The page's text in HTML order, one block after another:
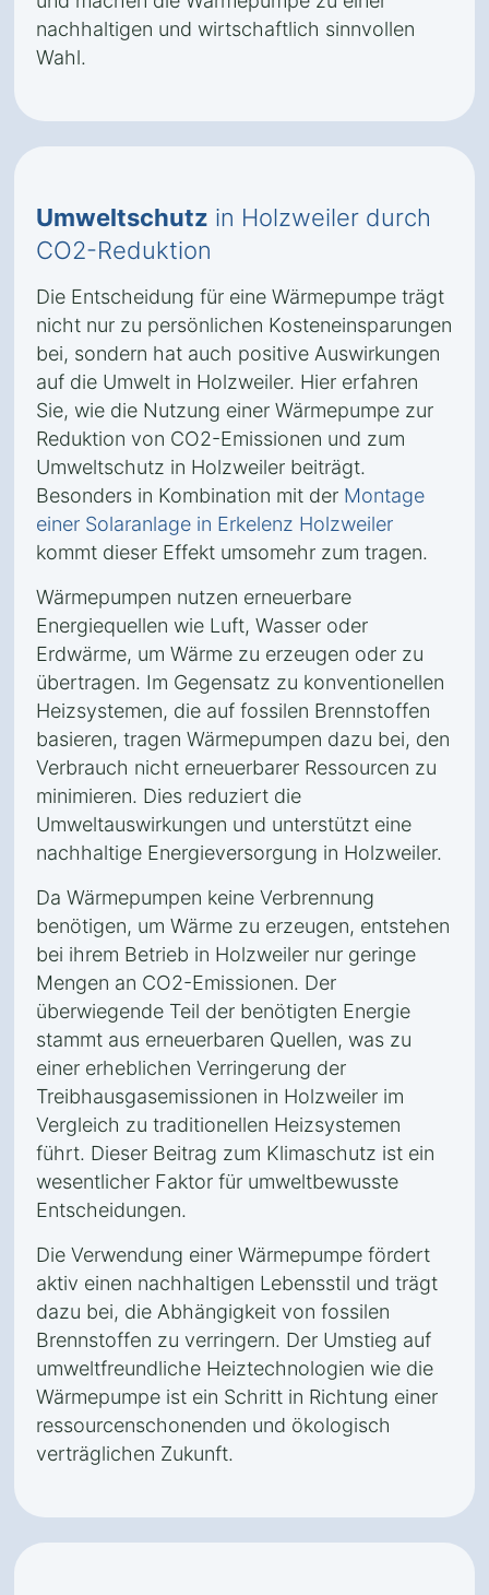
nachhaltigen und wirtschaftlich sinnvollen
Wahl.
Umweltschutz in Holzweiler durch
CO2-Reduktion
Die Entscheidung für eine Wärmepumpe trägt
nicht nur zu persönlichen Kosteneinsparungen
bei, sondern hat auch positive Auswirkungen
auf die Umwelt in Holzweiler. Hier erfahren
Sie, wie die Nutzung einer Wärmepumpe zur
Reduktion von CO2-Emissionen und zum
Umweltschutz in Holzweiler beiträgt.
Besonders in Kombination mit der Montage
einer Solaranlage in Erkelenz Holzweiler
kommt dieser Effekt umsomehr zum tragen.
Wärmepumpen nutzen erneuerbare
Energiequellen wie Luft, Wasser oder
Erdwärme, um Wärme zu erzeugen oder zu
übertragen. Im Gegensatz zu konventionellen
Heizsystemen, die auf fossilen Brennstoffen
basieren, tragen Wärmepumpen dazu bei, den
Verbrauch nicht erneuerbarer Ressourcen zu
minimieren. Dies reduziert die
Umweltauswirkungen und unterstützt eine
nachhaltige Energieversorgung in Holzweiler.
Da Wärmepumpen keine Verbrennung
benötigen, um Wärme zu erzeugen, entstehen
bei ihrem Betrieb in Holzweiler nur geringe
Mengen an CO2-Emissionen. Der
überwiegende Teil der benötigten Energie
stammt aus erneuerbaren Quellen, was zu
einer erheblichen Verringerung der
Treibhausgasemissionen in Holzweiler im
Vergleich zu traditionellen Heizsystemen
führt. Dieser Beitrag zum Klimaschutz ist ein
wesentlicher Faktor für umweltbewusste
Entscheidungen.
Die Verwendung einer Wärmepumpe fördert
aktiv einen nachhaltigen Lebensstil und trägt
dazu bei, die Abhängigkeit von fossilen
Brennstoffen zu verringern. Der Umstieg auf
umweltfreundliche Heiztechnologien wie die
Wärmepumpe ist ein Schritt in Richtung einer
ressourcenschonenden und ökologisch
verträglichen Zukunft.